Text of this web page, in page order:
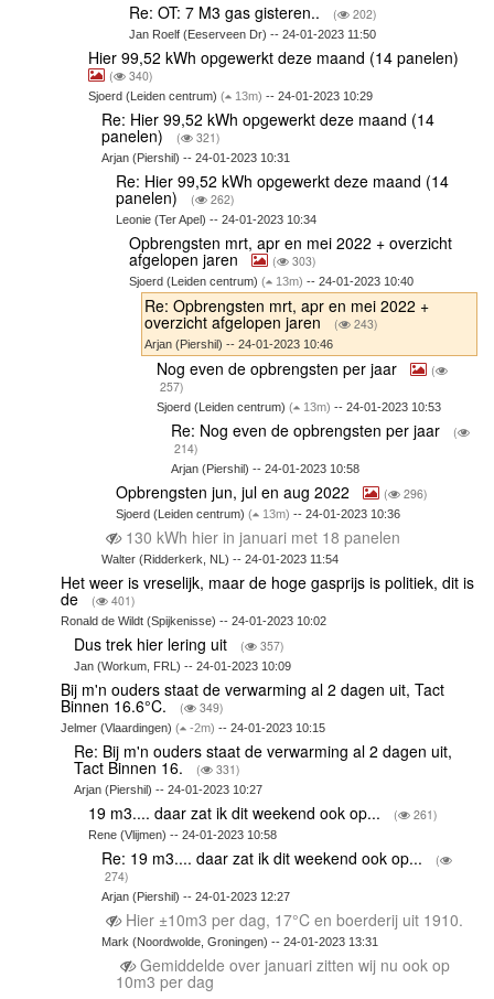
Re: OT: 7 M3 gas gisteren.. ( 202)
Jan Roelf (Eeserveen Dr) -- 24-01-2023 11:50
Hier 99,52 kWh opgewerkt deze maand (14 panelen)
( 340)
Sjoerd (Leiden centrum) ( 13m) -- 24-01-2023 10:29
Re: Hier 99,52 kWh opgewerkt deze maand (14
panelen) ( 321)
Arjan (Piershil) -- 24-01-2023 10:31
Re: Hier 99,52 kWh opgewerkt deze maand (14
panelen) ( 262)
Leonie (Ter Apel) -- 24-01-2023 10:34
Opbrengsten mrt, apr en mei 2022 + overzicht
afgelopen jaren ( 303)
Sjoerd (Leiden centrum)( 13m) -- 24-01-2023 10:40
Re: Opbrengsten mrt, apr en mei 2022 +
overzicht afgelopen jaren ( 243)
Arjan (Piershil) -- 24-01-2023 10:46
Nog even de opbrengsten per jaar
(
257)
Sjoerd (Leiden centrum)( 13m) -- 24-01-2023 10:53
Re: Nog even de opbrengsten per jaar
(
214)
Arjan (Piershil) -- 24-01-2023 10:58
Opbrengsten jun, jul en aug 2022 ( 296)
Sjoerd (Leiden centrum) ( 13m) -- 24-01-2023 10:36
130 kWh hier in januari met 18 panelen
Walter (Ridderkerk, NL) -- 24-01-2023 11:54
Het weer is vreselijk, maar de hoge gasprijs is politiek, dit is
de ( 401)
Ronald de Wildt (Spijkenisse) -- 24-01-2023 10:02
Dus trek hier lering uit ( 357)
Jan (Workum, FRL) -- 24-01-2023 10:09
Bij m'n ouders staat de verwarming al 2 dagen uit, Tact
Binnen 16.6°C. ( 349)
Jelmer (Vlaardingen) ( -2m) -- 24-01-2023 10:15
Re: Bij m'n ouders staat de verwarming al 2 dagen uit,
Tact Binnen 16. ( 331)
Arjan (Piershil) -- 24-01-2023 10:27
19 m3.... daar zat ik dit weekend ook op... ( 261)
Rene (Vlijmen) -- 24-01-2023 10:58
Re: 19 m3.... daar zat ik dit weekend ook op...
(
274)
Arjan (Piershil) -- 24-01-2023 12:27
Hier ±10m3 per dag, 17°C en boerderij uit 1910.
Mark (Noordwolde, Groningen) -- 24-01-2023 13:31
Gemiddelde over januari zitten wij nu ook op
10m3 per dag